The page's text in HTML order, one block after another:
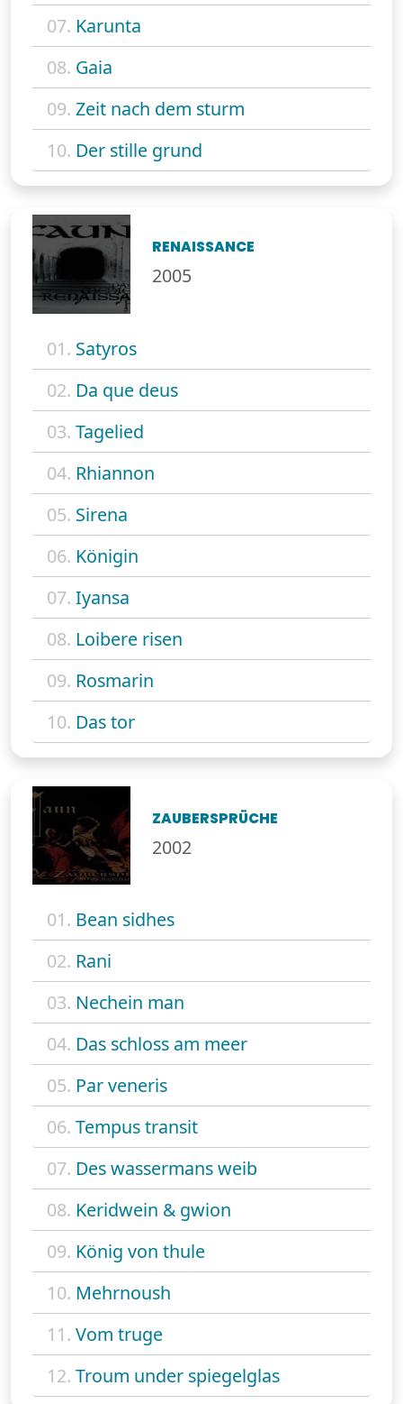
07. Karunta
08. Gaia
09. Zeit nach dem sturm
10. Der stille grund
RENAISSANCE
2005
01. Satyros
02. Da que deus
03. Tagelied
04. Rhiannon
05. Sirena
06. Königin
07. Iyansa
08. Loibere risen
09. Rosmarin
10. Das tor
ZAUBERSPRÜCHE
2002
01. Bean sidhes
02. Rani
03. Nechein man
04. Das schloss am meer
05. Par veneris
06. Tempus transit
07. Des wassermans weib
08. Keridwein & gwion
09. König von thule
10. Mehrnoush
11. Vom truge
12. Troum under spiegelglas